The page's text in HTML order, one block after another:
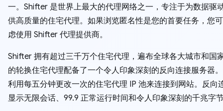
一。Shifter 是世界上最大的代理网络之一，专注于为数据驱
供高质量的住宅代理。如果浏览匿名性是您的首要任务，您
虑使用 Shifter 代理提供商。
Shifter 拥有超过三千万个住宅代理，遍布全球各大城市和国
的轮换住宅代理配备了一个令人印象深刻的反向连接服务器
利用每五分钟更改一次的住宅代理 IP 池来连接到网站。反向
显示无限会话、99.9 正常运行时间和令人印象深刻的千兆字